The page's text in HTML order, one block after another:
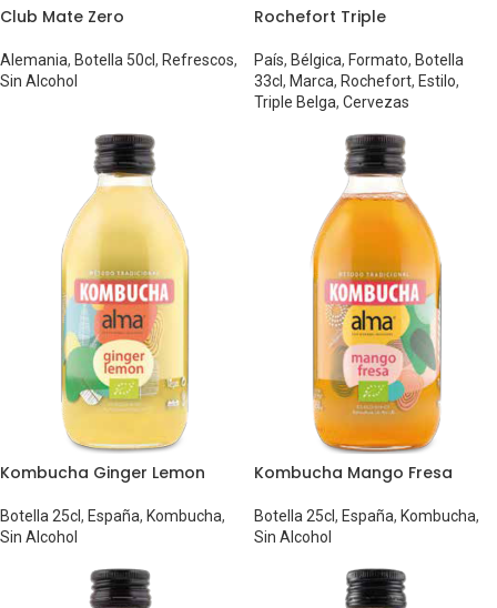
Club Mate Zero
Alemania, Botella 50cl, Refrescos,
Sin Alcohol
Rochefort Triple
País, Bélgica, Formato, Botella
33cl, Marca, Rochefort, Estilo,
Triple Belga, Cervezas
Kombucha Ginger Lemon
Botella 25cl, España, Kombucha,
Sin Alcohol
Kombucha Mango Fresa
Botella 25cl, España, Kombucha,
Sin Alcohol